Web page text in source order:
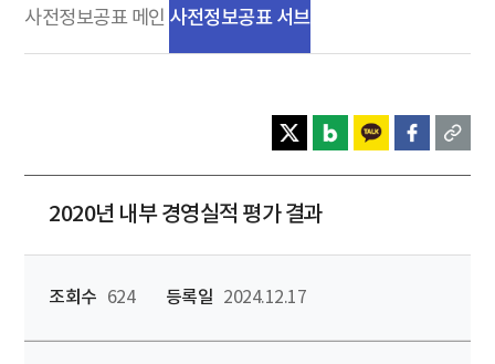
사전정보공표 메인 사전정보공표 서브
2020년 내부 경영실적 평가 결과
조회수 624 등록일 2024.12.17